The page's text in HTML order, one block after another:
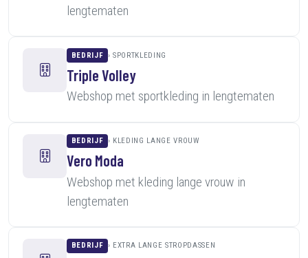
lengtematen
BEDRIJF SPORTKLEDING
Triple Volley
Webshop met sportkleding in lengtematen
BEDRIJF KLEDING LANGE VROUW
Vero Moda
Webshop met kleding lange vrouw in
lengtematen
BEDRIJF EXTRA LANGE STROPDASSEN